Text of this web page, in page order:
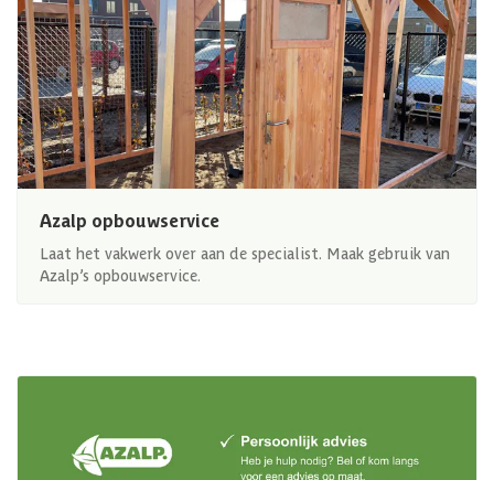
Azalp opbouwservice
Laat het vakwerk over aan de specialist. Maak gebruik van
Azalp’s opbouwservice.